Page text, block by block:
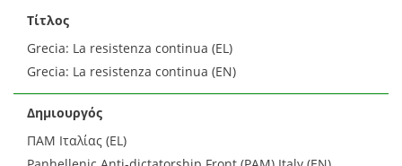
Τίτλος
Grecia: La resistenza continua (EL)
Grecia: La resistenza continua (EN)
Δημιουργός
ΠΑΜ Ιταλίας (EL)